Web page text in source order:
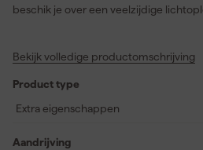
beschik je over een veelzijdige
lichtsterktes—1.500 lumen (laag),
ongeacht de klus. Deze bouwlamp
instellingen, zodat je na het uit- en
accu’s en biedt daarmee flexibiliteit
Bekijk volledige productomschrijving
Product type
Extra eigenschappen
Aandrijving